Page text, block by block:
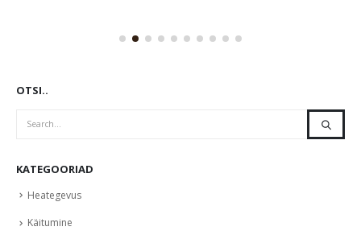
OTSI..
KATEGOORIAD
Heategevus
Käitumine